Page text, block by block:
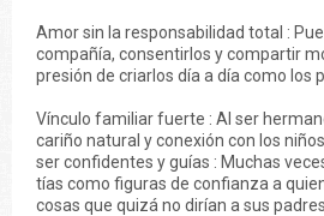
Amor sin la responsabilidad total :
compañía, consentirlos y compartir
presión de criarlos día a día como los
Vínculo familiar fuerte : Al ser
cariño natural y conexión con los
ser confidentes y guías : Muchas
tías como figuras de confianza a
cosas que quizá no dirían a sus padres.